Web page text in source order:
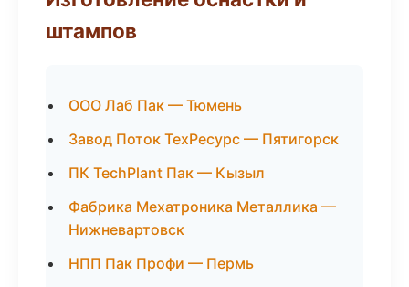
штампов
ООО Лаб Пак — Тюмень
Завод Поток ТехРесурс — Пятигорск
ПК TechPlant Пак — Кызыл
Фабрика Мехатроника Металлика —
Нижневартовск
НПП Пак Профи — Пермь